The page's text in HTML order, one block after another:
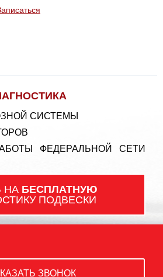
СИСТЕМЫ
ФЕДЕРАЛЬНОЙ СЕТИ
НА БЕСПЛАТНУЮ
ПОДВЕСКИ
ЗВОНОК